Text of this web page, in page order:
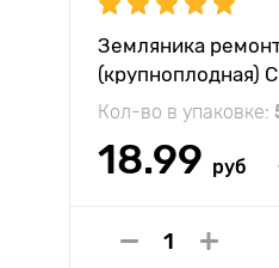
Земляника
(крупноплодная)
Кол-во в упаковке:
18.99 руб